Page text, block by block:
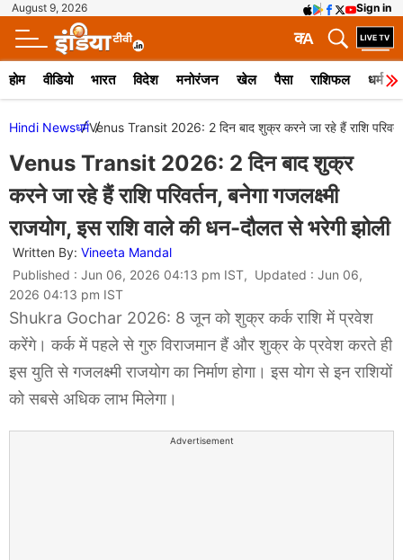
August 9, 2026 Sign in
A
क
होम वीडियो भारत विदेश मनोरंजन खेल पैसा राशिफल धर्म
Hindi Newsधर्मVenus Transit 2026: 2 दिन बाद शुक्र करने जा रहे हैं राशि
Venus Transit 2026: 2 दिन बाद शुक्र
करने जा रहे हैं राशि परिवर्तन, बनेगा गजलक्ष्मी
राजयोग, इस राशि वाले की धन-दौलत से भरेगी झोली
Written By: Vineeta Mandal
Published : Jun 06, 2026 04:13 pm IST, Updated : Jun 06,
2026 04:13 pm IST
Shukra Gochar 2026: 8 जून को शुक्र कर्क राशि में प्रवेश
करेंगे। कर्क में पहले से गुरु विराजमान हैं और शुक्र के प्रवेश करते ही
इस युति से गजलक्ष्मी राजयोग का निर्माण होगा। इस योग से इन राशियों
को सबसे अधिक लाभ मिलेगा।
Advertisement